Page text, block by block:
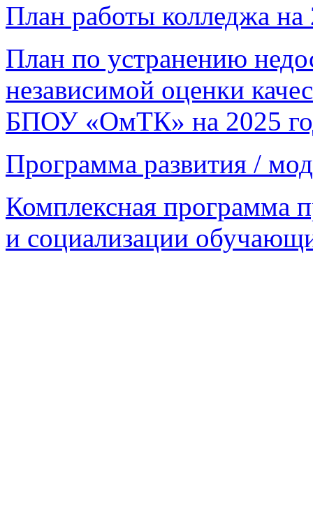
План работы колледжа
План по устранению
независимой оценки
БПОУ «ОмТК» на 2025
Программа развития /
Комплексная программа
и социализации